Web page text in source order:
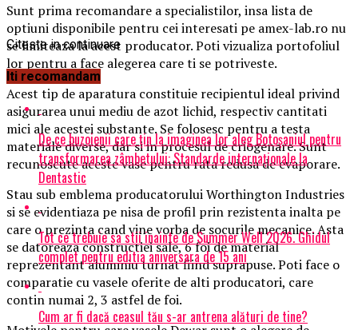
Sunt prima recomandare a specialistilor, insa lista de
optiuni disponibile pentru cei interesati pe amex-lab.ro nu
se limiteaza la acest producator. Poti vizualiza portofoliul
lor pentru a face alegerea care ti se potriveste.
Acest tip de aparatura constituie recipientul ideal privind
asigurarea unui mediu de azot lichid, respectiv cantitati
mici ale acestei substante. Se folosesc pentru a testa
materiale diverse, dar si in procesul de criogenare. Sunt
recunoscute aceste vase pentru rata redusa de evaporare.
Stau sub emblema producatorului Worthington Industries
si se evidentiaza pe nisa de profil prin rezistenta inalta pe
care o prezinta cand vine vorba de socurile mecanice. Asta
se datoreaza constructiei sale, 6 foi de material
reprezentant aluminiu turnat fiind suprapuse. Poti face o
comparatie cu vasele oferite de alti producatori, care
contin numai 2, 3 astfel de foi.
Citeste in continuare
Iti recomandam
De ce buzoienii care țin la imaginea lor aleg Botoșaniul pentru
transformarea zâmbetului: Standarde internaționale la
Dentastic
Tot ce trebuie sa stii inainte de Summer Well 2026. Ghidul
complet pentru editia aniversara de 15 ani
Cum ar fi dacă ceasul tău s-ar antrena alături de tine?